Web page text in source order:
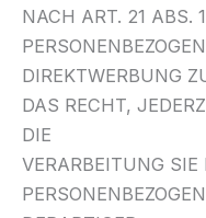
NACH ART. 21 ABS.
DIREKTWERBUNG
DAS RECHT,
DIE
VERARBEITUNG SIE